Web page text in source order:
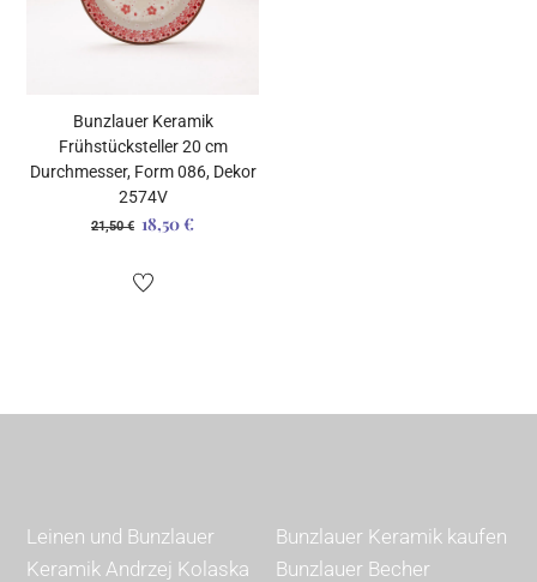
Bunzlauer Keramik
Frühstücksteller 20 cm
Durchmesser, Form 086, Dekor
2574V
21,50€ Ursprünglicher
war:
18,50€Aktueller
Leinen und Bunzlauer
Keramik Andrzej Kolaska
Bunzlauer Keramik kaufen
Bunzlauer Becher